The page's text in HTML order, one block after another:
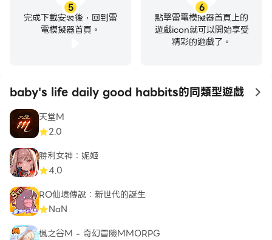
5
完成下載安裝後，回到雷
電模擬器首頁。
6
點擊雷電模擬器首頁上的
遊戲icon就可以開始享受
精彩的遊戲了。
baby's life daily good habbits的同類型遊戲 to
天堂M
2.0
勝利女神：妮姬
4.0
RO仙境傳說：新世代的誕生
NaN
楓之谷M - 奇幻冒險MMORPG